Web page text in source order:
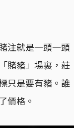
注就是一頭一頭
賭豬」場裏，莊
只是要有豬。誰
價格。